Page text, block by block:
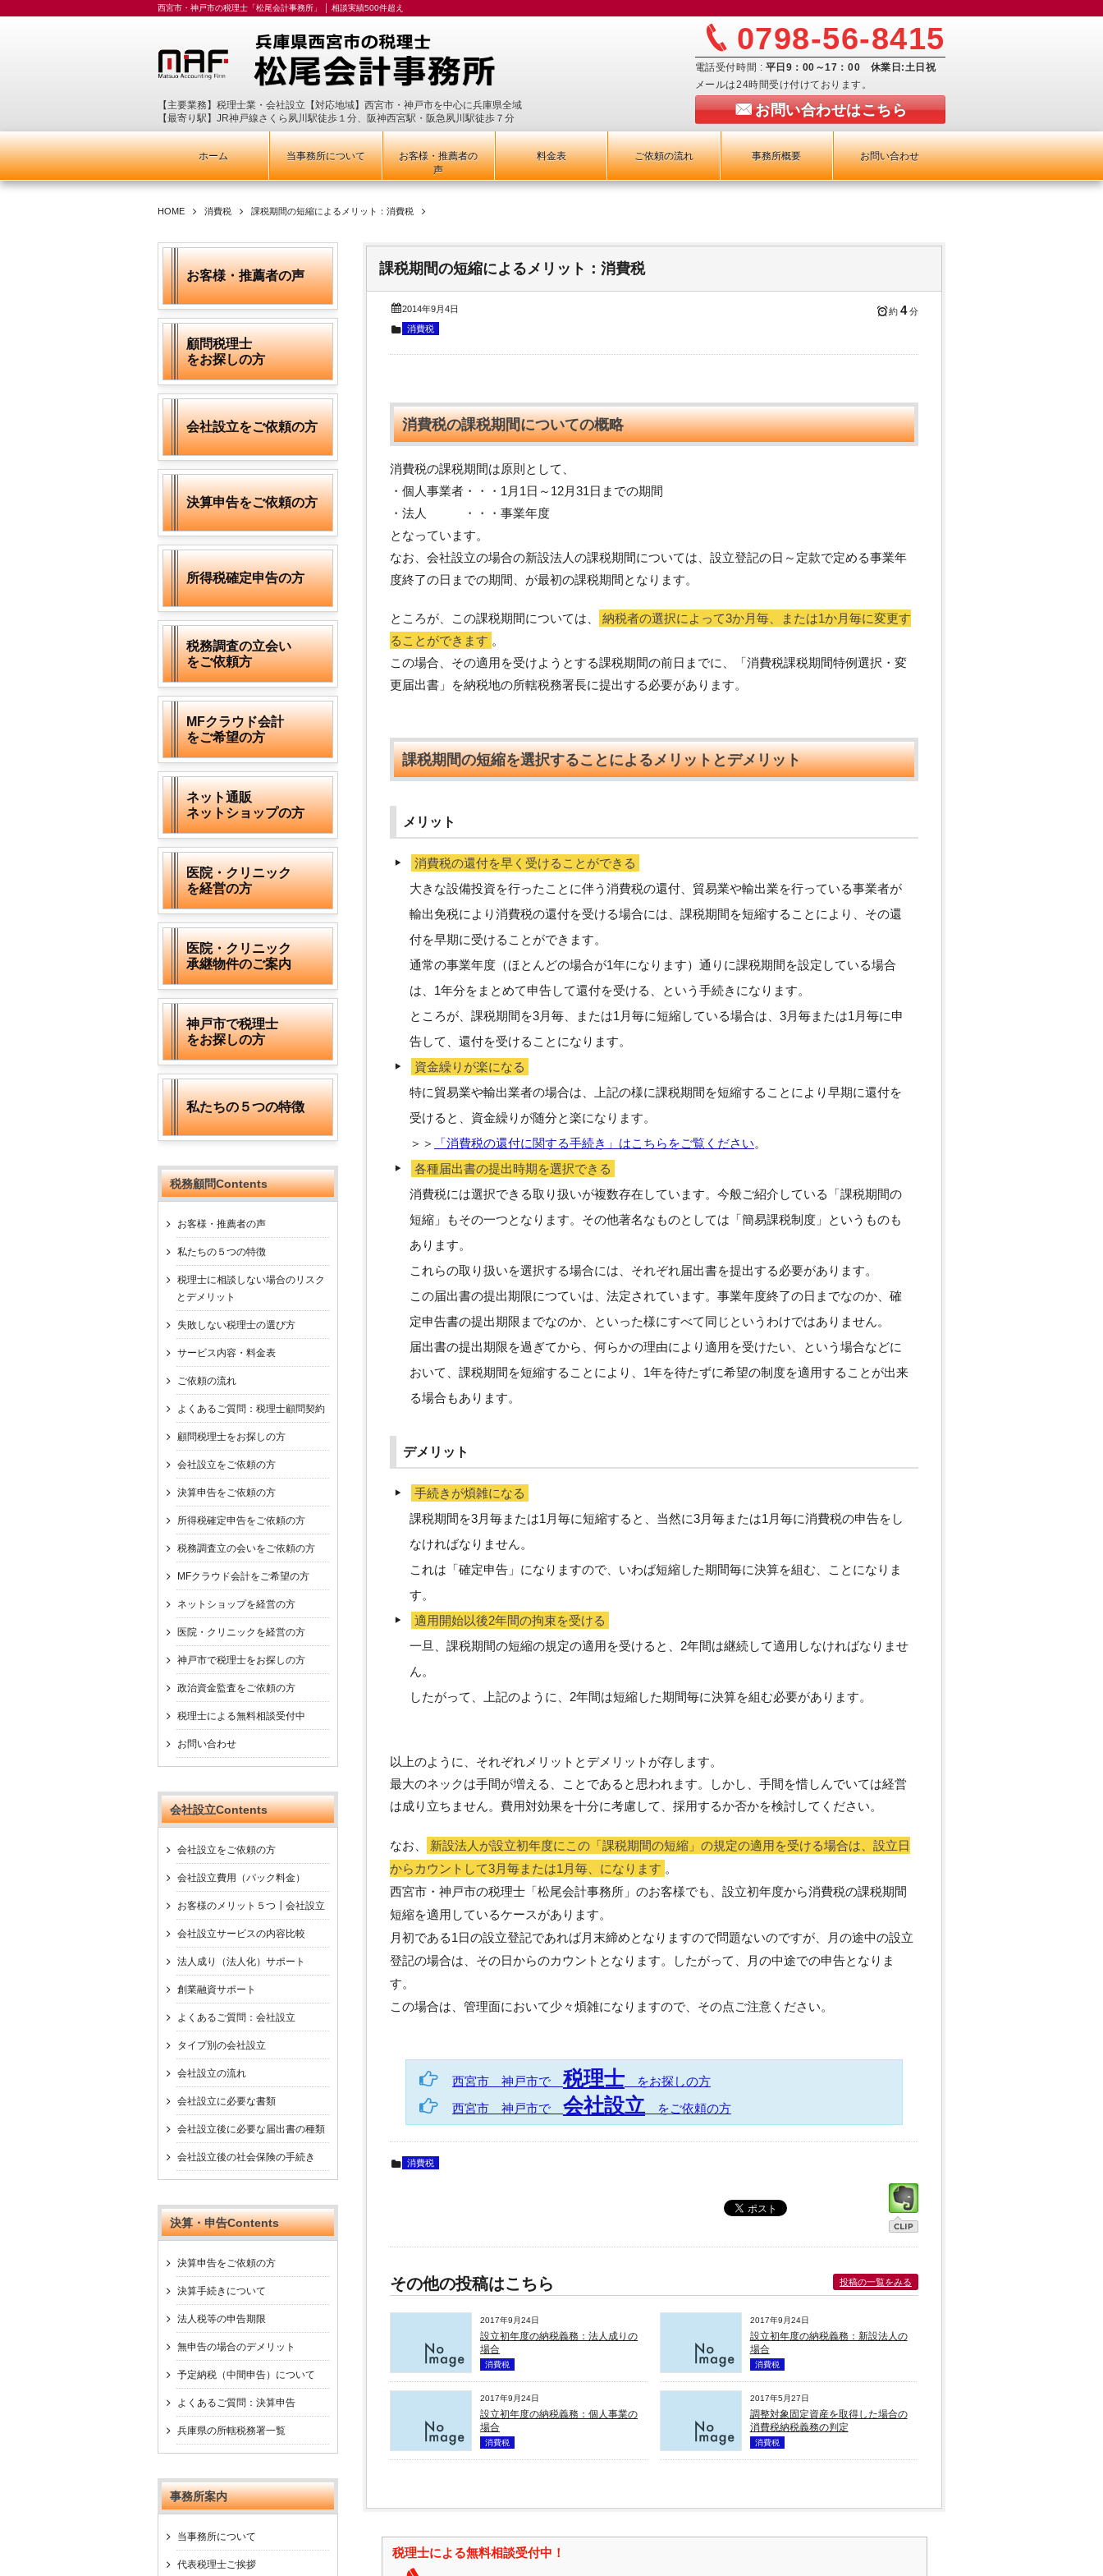
西宮市・神戸市の税理士「松尾会計事務所」 │ 相談実績500件超え
【主要業務】税理士業・会社設立【対応地域】西宮市・神戸市を中心に兵庫県全域
【最寄り駅】JR神戸線さくら夙川駅徒歩１分、阪神西宮駅・阪急夙川駅徒歩７分
0798-56-8415
電話受付時間 : 平日9：00～17：00 休業日:土日祝
メールは24時間受け付けております。
お問い合わせはこちら
ホーム 当事務所について
お客様・推薦者の
声
料金表 ご依頼の流れ 事務所概要 お問い合わせ
HOME 消費税 課税期間の短縮によるメリット：消費税
課税期間の短縮によるメリット：消費税
2014年9月4日 約 4分
消費税
消費税の課税期間についての概略
消費税の課税期間は原則として、
・個人事業者・・・1月1日～12月31日までの期間
・法人 ・・・事業年度
となっています。
なお、会社設立の場合の新設法人の課税期間については、設立登記の日～定款で定める事業年
度終了の日までの期間、が最初の課税期間となります。
ところが、この課税期間については、
納税者の選択によって3か月毎、または1か月毎に変更す
ることができます 。
この場合、その適用を受けようとする課税期間の前日までに、「消費税課税期間特例選択・変
更届出書」を納税地の所轄税務署長に提出する必要があります。
課税期間の短縮を選択することによるメリットとデメリット
メリット
消費税の還付を早く受けることができる
大きな設備投資を行ったことに伴う消費税の還付、貿易業や輸出業を行っている事業者が
輸出免税により消費税の還付を受ける場合には、課税期間を短縮することにより、その還
付を早期に受けることができます。
通常の事業年度（ほとんどの場合が1年になります）通りに課税期間を設定している場合
は、1年分をまとめて申告して還付を受ける、という手続きになります。
ところが、課税期間を3月毎、または1月毎に短縮している場合は、3月毎または1月毎に申
告して、還付を受けることになります。
資金繰りが楽になる
特に貿易業や輸出業者の場合は、上記の様に課税期間を短縮することにより早期に還付を
受けると、資金繰りが随分と楽になります。
＞＞
「消費税の還付に関する手続き」はこちらをご覧ください。
各種届出書の提出時期を選択できる
消費税には選択できる取り扱いが複数存在しています。今般ご紹介している「課税期間の
短縮」もその一つとなります。その他著名なものとしては「簡易課税制度」というものも
あります。
これらの取り扱いを選択する場合には、それぞれ届出書を提出する必要があります。
この届出書の提出期限につていは、法定されています。事業年度終了の日までなのか、確
定申告書の提出期限までなのか、といった様にすべて同じというわけではありません。
届出書の提出期限を過ぎてから、何らかの理由により適用を受けたい、という場合などに
おいて、課税期間を短縮することにより、1年を待たずに希望の制度を適用することが出来
る場合もあります。
デメリット
手続きが煩雑になる
課税期間を3月毎または1月毎に短縮すると、当然に3月毎または1月毎に消費税の申告をし
なければなりません。
これは「確定申告」になりますので、いわば短縮した期間毎に決算を組む、ことになりま
す。
適用開始以後2年間の拘束を受ける
一旦、課税期間の短縮の規定の適用を受けると、2年間は継続して適用しなければなりませ
ん。
したがって、上記のように、2年間は短縮した期間毎に決算を組む必要があります。
以上のように、それぞれメリットとデメリットが存します。
最大のネックは手間が増える、ことであると思われます。しかし、手間を惜しんでいては経営
は成り立ちません。費用対効果を十分に考慮して、採用するか否かを検討してください。
なお、
新設法人が設立初年度にこの「課税期間の短縮」の規定の適用を受ける場合は、設立日
からカウントして3月毎または1月毎、になります 。
西宮市・神戸市の税理士「松尾会計事務所」のお客様でも、設立初年度から消費税の課税期間
短縮を適用しているケースがあります。
月初である1日の設立登記であれば月末締めとなりますので問題ないのですが、月の途中の設立
登記の場合は、その日からのカウントとなります。したがって、月の中途での申告となりま
す。
この場合は、管理面において少々煩雑になりますので、その点ご注意ください。
西宮市 神戸市で 税理士をお探しの方
西宮市 神戸市で 会社設立をご依頼の方
消費税
その他の投稿はこちら
2017年9月24日
設立初年度の納税義務：法人成りの
場合
消費税
2017年9月24日
設立初年度の納税義務：新設法人の
場合
消費税
2017年9月24日
設立初年度の納税義務：個人事業の
場合
消費税
2017年5月27日
調整対象固定資産を取得した場合の
消費税納税義務の判定
消費税
投稿の一覧をみる
税理士による無料相談受付中！
お客様・推薦者の声
顧問税理士
をお探しの方
会社設立をご依頼の方
決算申告をご依頼の方
所得税確定申告の方
税務調査の立会い
をご依頼方
MFクラウド会計
をご希望の方
ネット通販
ネットショップの方
医院・クリニック
を経営の方
医院・クリニック
承継物件のご案内
神戸市で税理士
をお探しの方
私たちの５つの特徴
税務顧問Contents
お客様・推薦者の声
私たちの５つの特徴
税理士に相談しない場合のリスク
とデメリット
失敗しない税理士の選び方
サービス内容・料金表
ご依頼の流れ
よくあるご質問：税理士顧問契約
顧問税理士をお探しの方
会社設立をご依頼の方
決算申告をご依頼の方
所得税確定申告をご依頼の方
税務調査立の会いをご依頼の方
MFクラウド会計をご希望の方
ネットショップを経営の方
医院・クリニックを経営の方
神戸市で税理士をお探しの方
政治資金監査をご依頼の方
税理士による無料相談受付中
お問い合わせ
会社設立Contents
会社設立をご依頼の方
会社設立費用（パック料金）
お客様のメリット５つ┃会社設立
会社設立サービスの内容比較
法人成り（法人化）サポート
創業融資サポート
よくあるご質問：会社設立
タイプ別の会社設立
会社設立の流れ
会社設立に必要な書類
会社設立後に必要な届出書の種類
会社設立後の社会保険の手続き
決算・申告Contents
決算申告をご依頼の方
決算手続きについて
法人税等の申告期限
無申告の場合のデメリット
予定納税（中間申告）について
よくあるご質問：決算申告
兵庫県の所轄税務署一覧
事務所案内
当事務所について
代表税理士ご挨拶